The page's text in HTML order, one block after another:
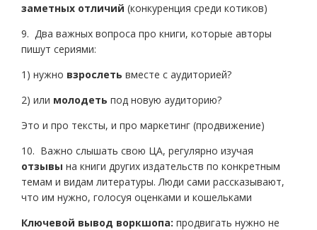
заметных отличий (конкуренция среди котиков)
9. Два важных вопроса про книги, которые авторы
пишут сериями:
1) нужно взрослеть вместе с аудиторией?
2) или молодеть под новую аудиторию?
Это и про тексты, и про маркетинг (продвижение)
10. Важно слышать свою ЦА, регулярно изучая
отзывы на книги других издательств по конкретным
темам и видам литературы. Люди сами рассказывают,
что им нужно, голосуя оценками и кошельками
Ключевой вывод воркшопа: продвигать нужно не